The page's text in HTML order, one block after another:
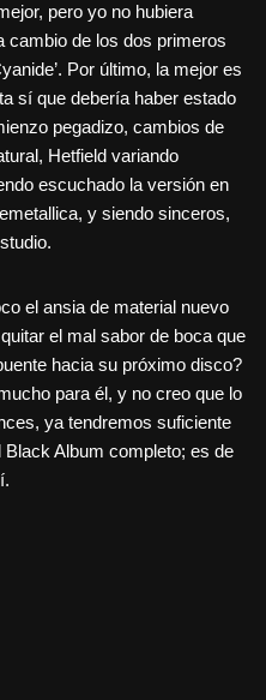
pero yo no hubiera
cambio de los dos primeros
Por último, la mejor es
sí que debería haber estado
pegadizo, cambios de
Hetfield variando
escuchado la versión en
y siendo sinceros,
el ansia de material nuevo
el mal sabor de boca que
hacia su próximo disco?
para él, y no creo que lo
ya tendremos suficiente
Album completo; es de